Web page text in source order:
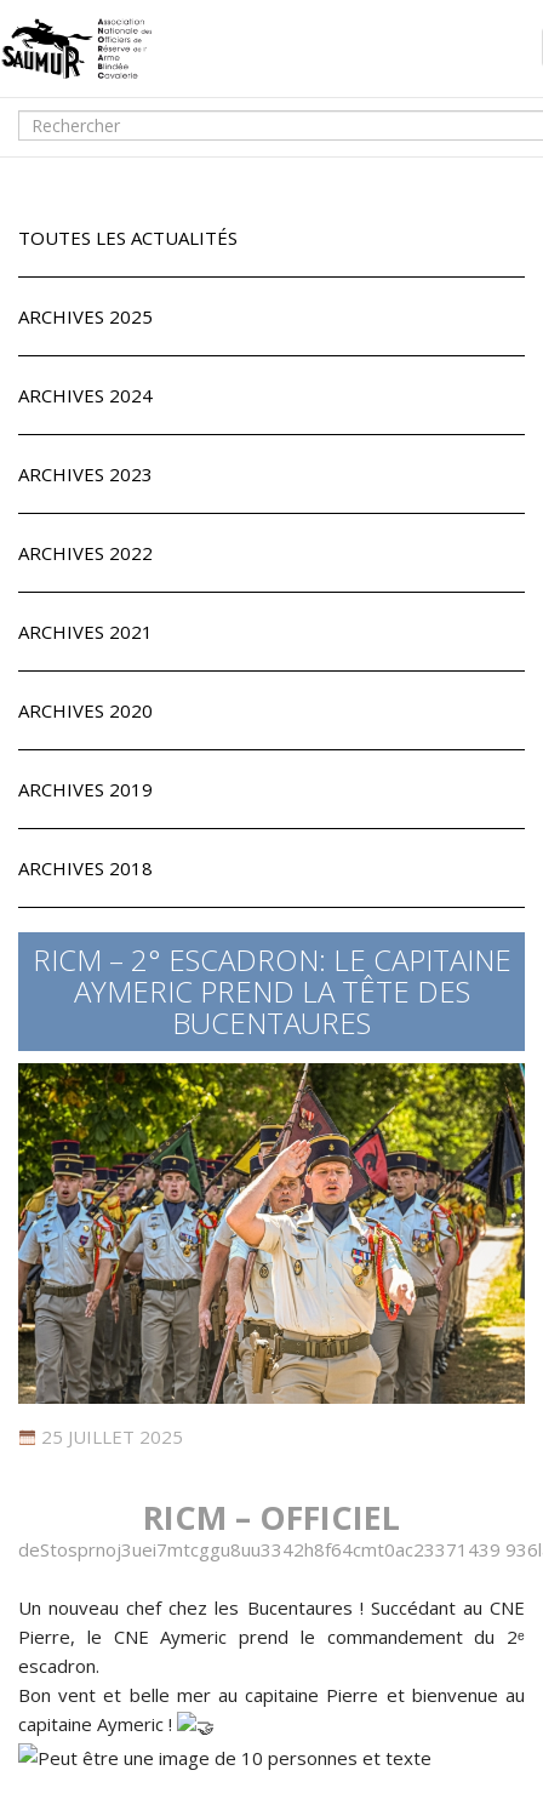
TOUTES LES ACTUALITÉS
ARCHIVES 2025
ARCHIVES 2024
ARCHIVES 2023
ARCHIVES 2022
ARCHIVES 2021
ARCHIVES 2020
ARCHIVES 2019
ARCHIVES 2018
RICM – 2° ESCADRON: LE CAPITAINE
AYMERIC PREND LA TÊTE DES
BUCENTAURES
25 JUILLET 2025
RICM – OFFICIEL
deStosprnoj3uei7mtcggu8uu3342h8f64cmt0ac23371 439 936l
Un nouveau chef chez les Bucentaures ! Succédant au CNE
Pierre, le CNE Aymeric prend le commandement du 2ᵉ
escadron.
Bon vent et belle mer au capitaine Pierre et bienvenue au
capitaine Aymeric !